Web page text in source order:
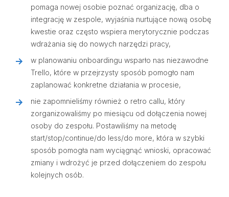
pomaga nowej osobie poznać organizację, dba o
integrację w zespole, wyjaśnia nurtujące nową osobę
kwestie oraz często wspiera merytorycznie podczas
wdrażania się do nowych narzędzi pracy,
w planowaniu onboardingu wsparło nas niezawodne
Trello, które w przejrzysty sposób pomogło nam
zaplanować konkretne działania w procesie,
nie zapomnieliśmy również o retro callu, który
zorganizowaliśmy po miesiącu od dołączenia nowej
osoby do zespołu. Postawiliśmy na metodę
start/stop/continue/do less/do more, która w szybki
sposób pomogła nam wyciągnąć wnioski, opracować
zmiany i wdrożyć je przed dołączeniem do zespołu
kolejnych osób.